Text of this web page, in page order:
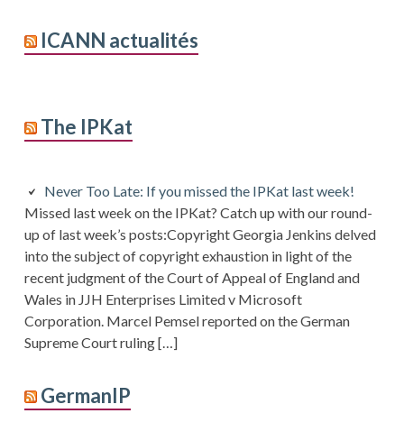
ICANN actualités
The IPKat
Never Too Late: If you missed the IPKat last week!
Missed last week on the IPKat? Catch up with our round-
up of last week’s posts:Copyright Georgia Jenkins delved
into the subject of copyright exhaustion in light of the
recent judgment of the Court of Appeal of England and
Wales in JJH Enterprises Limited v Microsoft
Corporation. Marcel Pemsel reported on the German
Supreme Court ruling […]
GermanIP